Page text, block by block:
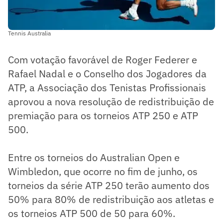
Tennis Australia
Com votação favorável de Roger Federer e
Rafael Nadal e o Conselho dos Jogadores da
ATP, a Associação dos Tenistas Profissionais
aprovou a nova resolução de redistribuição de
premiação para os torneios ATP 250 e ATP
500.
Entre os torneios do Australian Open e
Wimbledon, que ocorre no fim de junho, os
torneios da série ATP 250 terão aumento dos
50% para 80% de redistribuição aos atletas e
os torneios ATP 500 de 50 para 60%.